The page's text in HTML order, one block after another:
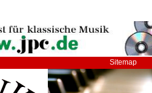
Sitemap